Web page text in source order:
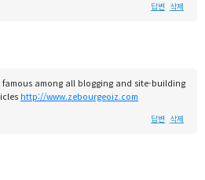
답변 삭제
among all blogging and site-building
http://www.zebourgeoiz.com
답변 삭제